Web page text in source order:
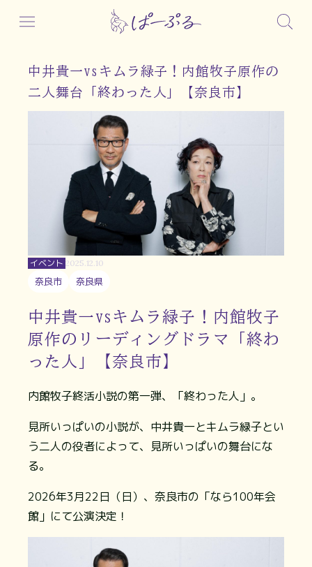
中井貴一vsキムラ緑子！内館牧子原作の
二人舞台「終わった人」【奈良市】
イベント 2025.12.10
奈良市 奈良県
中井貴一vsキムラ緑子！内館牧子
原作のリーディングドラマ「終わ
った人」【奈良市】
内館牧子終活小説の第一弾、「終わった人」。
見所いっぱいの小説が、中井貴一とキムラ緑子とい
う二人の役者によって、見所いっぱいの舞台にな
る。
2026年3月22日（日）、奈良市の「なら100年会
館」にて公演決定！